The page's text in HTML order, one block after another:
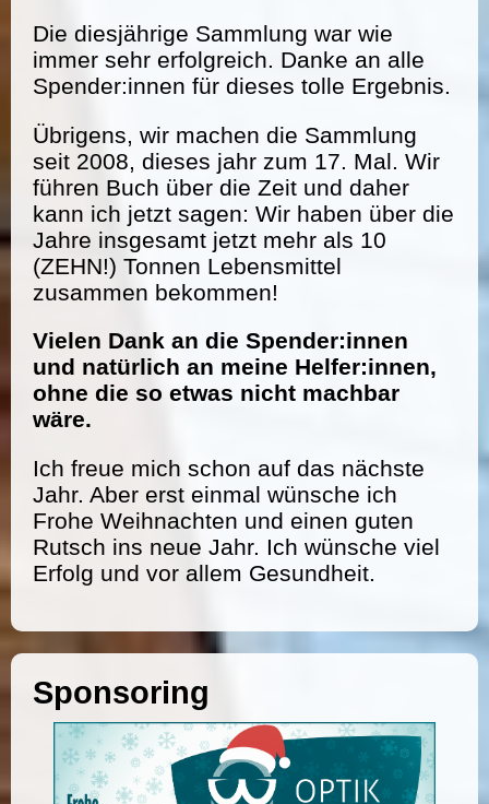
Die diesjährige Sammlung war wie
immer sehr erfolgreich. Danke an alle
Spender:innen für dieses tolle Ergebnis.
Übrigens, wir machen die Sammlung
seit 2008, dieses jahr zum 17. Mal. Wir
führen Buch über die Zeit und daher
kann ich jetzt sagen: Wir haben über die
Jahre insgesamt jetzt mehr als 10
(ZEHN!) Tonnen Lebensmittel
zusammen bekommen!
Vielen Dank an die Spender:innen
und natürlich an meine Helfer:innen,
ohne die so etwas nicht machbar
wäre.
Ich freue mich schon auf das nächste
Jahr. Aber erst einmal wünsche ich
Frohe Weihnachten und einen guten
Rutsch ins neue Jahr. Ich wünsche viel
Erfolg und vor allem Gesundheit.
Sponsoring